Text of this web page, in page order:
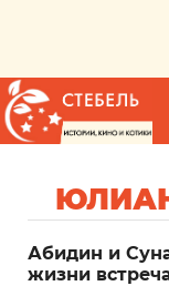
Абидин и
жизни